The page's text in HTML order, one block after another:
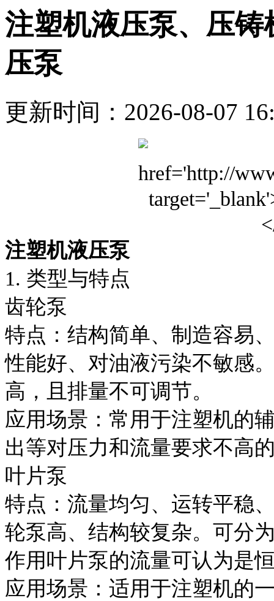
注塑机液压泵、压
压泵
更新时间：2026-08-07
注塑机液压泵
1. 类型与特点
齿轮泵
特点：结构简单、制造容易
性能好、对油液污染不敏感
高，且排量不可调节。
应用场景：常用于注塑机的
出等对压力和流量要求不高
叶片泵
特点：流量均匀、运转平稳
轮泵高、结构较复杂。可分
作用叶片泵的流量可认为是
应用场景：适用于注塑机的